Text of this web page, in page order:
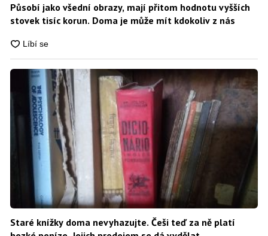
Působí jako všední obrazy, mají přitom hodnotu vyšších
stovek tisíc korun. Doma je může mít kdokoliv z nás
Staré knížky doma nevyhazujte. Češi teď za ně platí